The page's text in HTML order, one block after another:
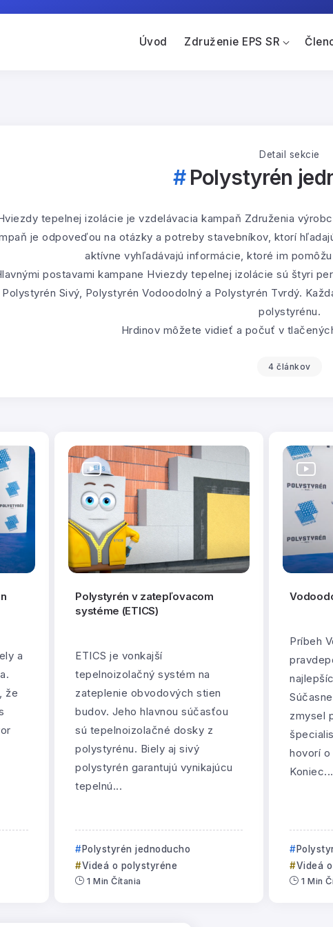
Úvod Združenie EPS SR
Detail sekcie
Polystyrén
tepelnej izolácie je vzdelávacia kampaň Združenia
je odpoveďou na otázky a potreby stavebníkov, ktorí
aktívne vyhľadávajú informácie, ktoré im
postavami kampane Hviezdy tepelnej izolácie sú štyri
Polystyrén Sivý, Polystyrén Vodoodolný a Polystyrén Tvrdý.
polystyrénu.
Hrdinov môžete vidieť a počuť v
4 článkov
a
že
Polystyrén v zatepľovacom
systéme (ETICS)
ETICS je vonkajší
tepelnoizolačný systém na
zateplenie obvodových stien
budov. Jeho hlavnou súčasťou
sú tepelnoizolačné dosky z
polystyrénu. Biely aj sivý
polystyrén garantujú vynikajúcu
tepelnú...
Polystyrén jednoducho
Videá o polystyréne
1 Min Čítania
Príbeh
zmysel
hovorí
Koniec...
Videá
1 Min